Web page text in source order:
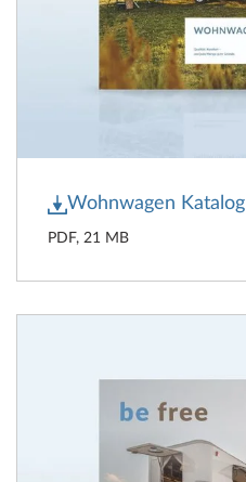
Wohnwagen
PDF, 21 MB